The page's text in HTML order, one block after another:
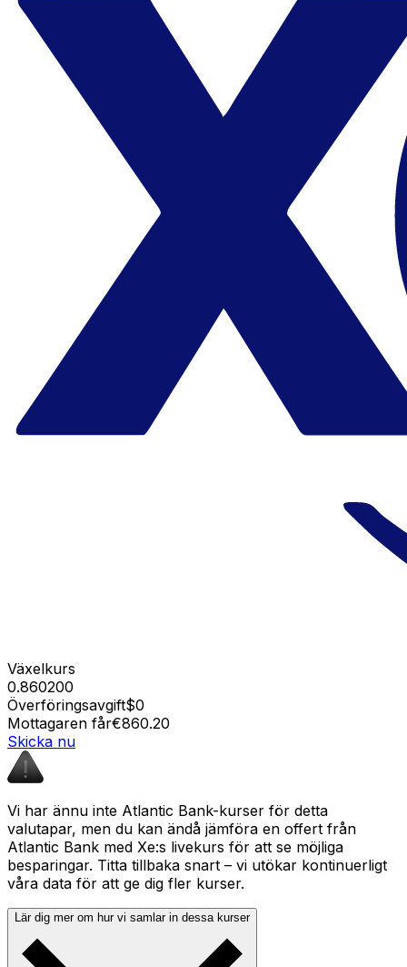
Växelkurs
0.860200
Överföringsavgift$0
Mottagaren får€860.20
Skicka nu
Vi har ännu inte Atlantic Bank-kurser för detta
valutapar, men du kan ändå jämföra en offert från
Atlantic Bank med Xe:s livekurs för att se möjliga
besparingar. Titta tillbaka snart – vi utökar kontinuerligt
våra data för att ge dig fler kurser.
Lär dig mer om hur vi samlar in dessa kurser